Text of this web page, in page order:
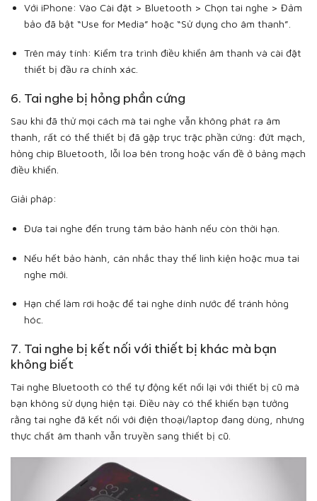
Với iPhone: Vào Cài đặt > Bluetooth > Chọn tai nghe > Đảm
bảo đã bật “Use for Media” hoặc “Sử dụng cho âm thanh”.
Trên máy tính: Kiểm tra trình điều khiển âm thanh và cài đặt
thiết bị đầu ra chính xác.
6. Tai nghe bị hỏng phần cứng
Sau khi đã thử mọi cách mà tai nghe vẫn không phát ra âm
thanh, rất có thể thiết bị đã gặp trục trặc phần cứng: đứt mạch,
hỏng chip Bluetooth, lỗi loa bên trong hoặc vấn đề ở bảng mạch
điều khiển.
Giải pháp:
Đưa tai nghe đến trung tâm bảo hành nếu còn thời hạn.
Nếu hết bảo hành, cân nhắc thay thế linh kiện hoặc mua tai
nghe mới.
Hạn chế làm rơi hoặc để tai nghe dính nước để tránh hỏng
hóc.
7. Tai nghe bị kết nối với thiết bị khác mà bạn
không biết
Tai nghe Bluetooth có thể tự động kết nối lại với thiết bị cũ mà
bạn không sử dụng hiện tại. Điều này có thể khiến bạn tưởng
rằng tai nghe đã kết nối với điện thoại/laptop đang dùng, nhưng
thực chất âm thanh vẫn truyền sang thiết bị cũ.